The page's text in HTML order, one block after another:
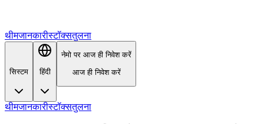
थीमजानकारीस्टॉक्सतुलना
सिस्टम हिंदी
नेमो पर आज ही निवेश करें
आज ही निवेश करें
थीमजानकारीस्टॉक्सतुलना